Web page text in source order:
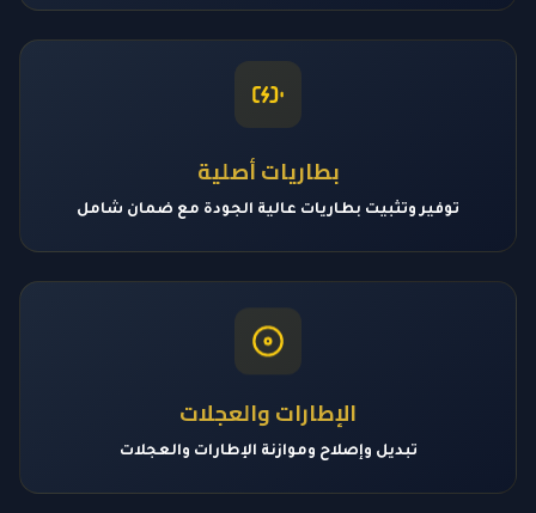
بطاريات أصلية
توفير وتثبيت بطاريات عالية الجودة مع ضمان شامل
الإطارات والعجلات
تبديل وإصلاح وموازنة الإطارات والعجلات